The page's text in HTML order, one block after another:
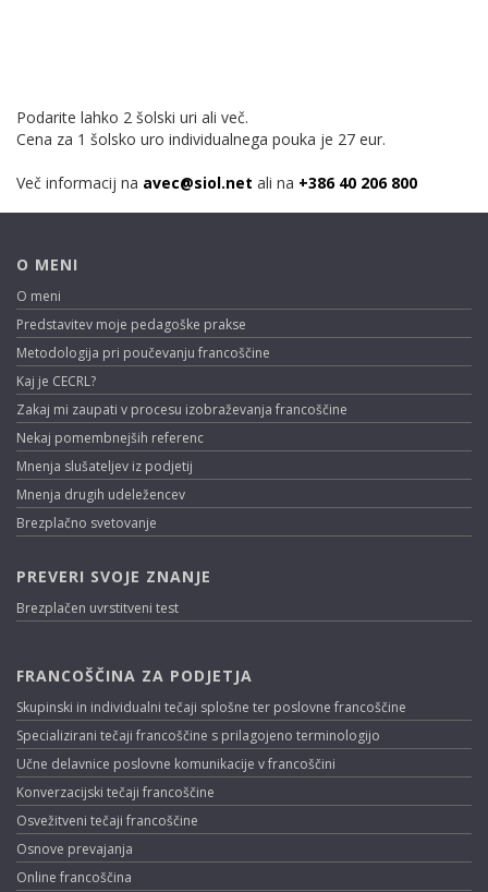
Podarite lahko 2 šolski uri ali več.
Cena za 1 šolsko uro individualnega pouka je 27 eur.
Več informacij na avec@siol.net ali na +386 40 206 800
O MENI
O meni
Predstavitev moje pedagoške prakse
Metodologija pri poučevanju francoščine
Kaj je CECRL?
Zakaj mi zaupati v procesu izobraževanja francoščine
Nekaj pomembnejših referenc
Mnenja slušateljev iz podjetij
Mnenja drugih udeležencev
Brezplačno svetovanje
PREVERI SVOJE ZNANJE
Brezplačen uvrstitveni test
FRANCOŠČINA ZA PODJETJA
Skupinski in individualni tečaji splošne ter poslovne francoščine
Specializirani tečaji francoščine s prilagojeno terminologijo
Učne delavnice poslovne komunikacije v francoščini
Konverzacijski tečaji francoščine
Osvežitveni tečaji francoščine
Osnove prevajanja
Online francoščina